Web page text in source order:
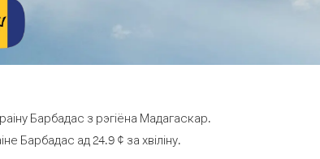
Барбадас з рэгіёна Мадагаскар.
Барбадас ад 24.9 ¢ за хвіліну.